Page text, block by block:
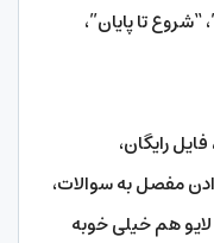
تا پایان”،
فایل رایگان،
مفصل به سوالات،
هم خیلی خوبه